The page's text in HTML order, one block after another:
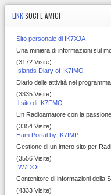
LINKSOCI E AMICI
Sito personale di IK7XJA
Una miniera di informazioni sul
(3172 Visite)
Islands Diary of IK7IMO
Diario delle attività nel
(3335 Visite)
Il sito di IK7FMQ
Un Radioamatore con la
(3354 Visite)
Ham Portal by IK7IMP
Gestione di un intero sito per
(3556 Visite)
IW7DOL
Contenitore di informazioni della
(4333 Visite)